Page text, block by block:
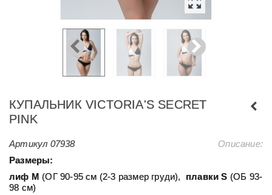
КУПАЛЬНИК VICTORIA'S SECRET
PINK
Артикул 07938
Описание:
Размеры:
лиф М(ОГ 90-95 см (2-3 размер груди), плавки S (ОБ 93-
98 см)